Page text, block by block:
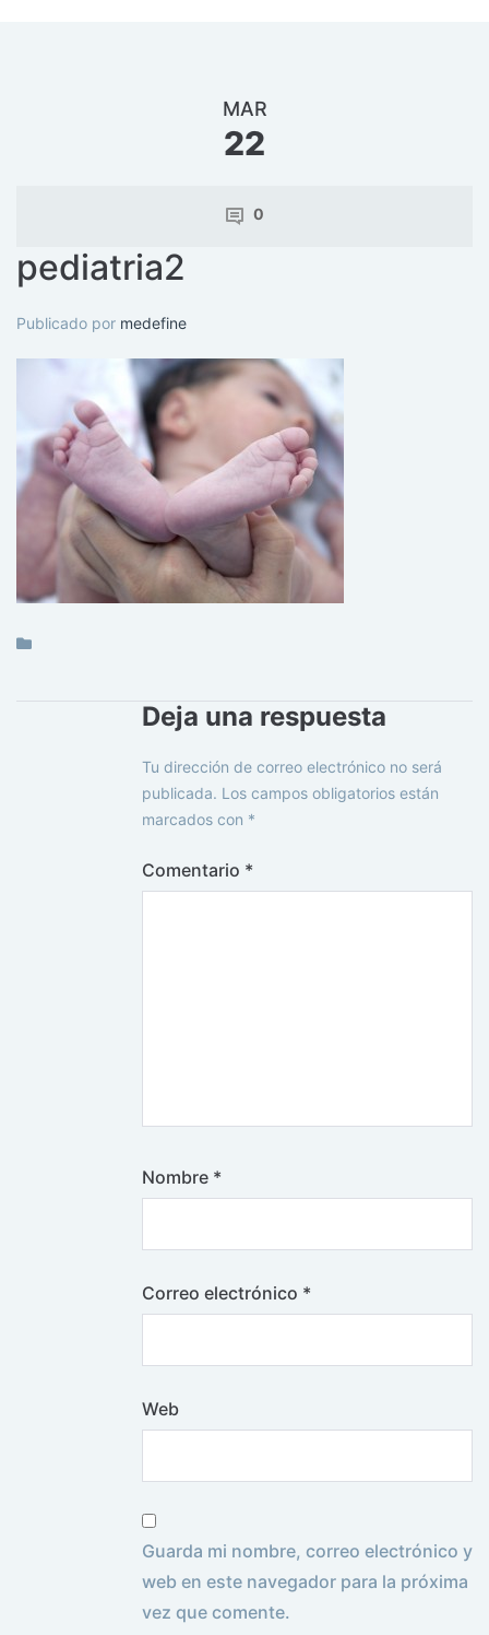
MAR
22
0
pediatria2
Publicado por medefine
Deja una respuesta
Tu dirección de correo electrónico no será
publicada. Los campos obligatorios están
marcados con *
Comentario *
Nombre *
Correo electrónico *
Web
Guarda mi nombre, correo electrónico y
web en este navegador para la próxima
vez que comente.